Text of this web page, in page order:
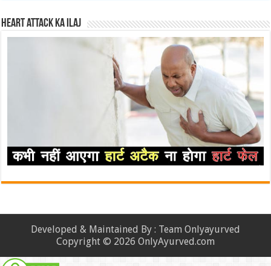
Heart attack ka ilaj
Developed & Maintained By : Team Onlyayurved
Copyright © 2026 OnlyAyurved.com